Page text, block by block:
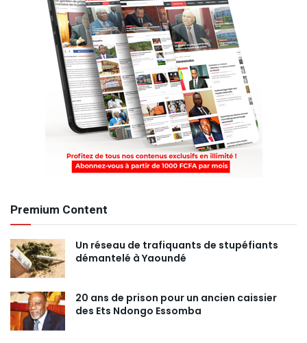
Premium Content
Un réseau de trafiquants de stupéfiants
démantelé à Yaoundé
20 ans de prison pour un ancien caissier
des Ets Ndongo Essomba